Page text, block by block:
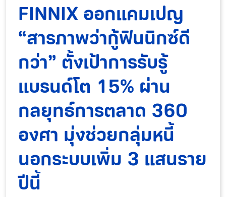
FINNIX ออกแคมเปญ
“สารภาพว่ากู้ฟินนิกซ์ดี
กว่า” ตั้งเป้าการรับรู้
แบรนด์โต 15% ผ่าน
กลยุทธ์การตลาด 360
องศา มุ่งช่วยกลุ่มหนี้
นอกระบบเพิ่ม 3 แสนราย
ปีนี้